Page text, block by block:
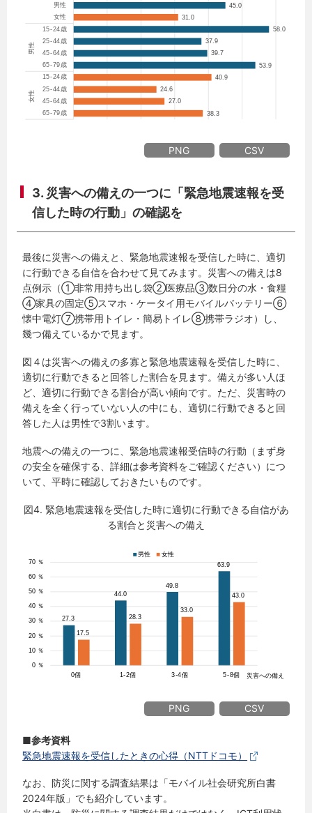
PNG CSV
3. 災害への備えの一つに「緊急地震速報を受
信した時の行動」の確認を
最後に災害への備えと、緊急地震速報を受信した時に、適切
に行動できる自信を合わせて見てみます。災害への備えは8
点例示（①非常用持ち出し袋②医療品③数日分の水・食糧
④家具の固定⑤スマホ・ケータイ用モバイルバッテリー⑥
懐中電灯⑦携帯用トイレ・簡易トイレ⑧携帯ラジオ）し、
幾つ備えているかで見ます。
図４は災害への備えの多寡と緊急地震速報を受信した時に、
適切に行動できると回答した割合を見ます。備えが多い人ほ
ど、適切に行動できる割合が高い傾向です。ただ、災害時の
備えを全く行っていない人の中にも、適切に行動できると回
答した人は男性で3割います。
地震への備えの一つに、緊急地震速報受信時の行動（まず身
の安全を確保する、詳細は参考資料をご確認ください）につ
いて、平時に確認しておきたいものです。
図4. 緊急地震速報を受信した時に適切に行動できる自信があ
る割合と災害への備え
PNG CSV
■参考資料
緊急地震速報を受信したときの心得（NTTドコモ）
なお、防災に関する調査結果は「モバイル社会研究所白書
2024年版」でも紹介しています。